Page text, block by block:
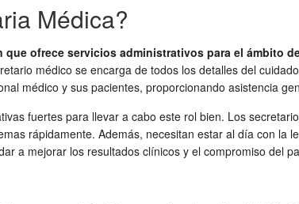
Médica?
que ofrece servicios administrativos para el ámbito
médico se encarga de todos los detalles del
médico y sus pacientes, proporcionando asistencia
fuertes para llevar a cabo este rol bien. Los
rápidamente. Además, necesitan estar al día con
a mejorar los resultados clínicos y el compromiso del